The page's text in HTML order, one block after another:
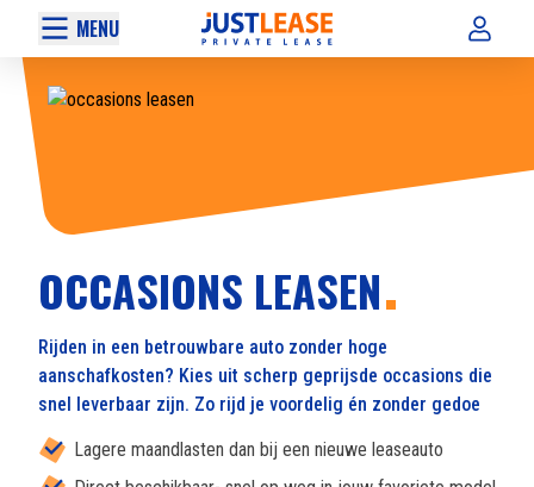
MENU
OCCASIONS LEASEN
Rijden in een betrouwbare auto zonder hoge
aanschafkosten? Kies uit scherp geprijsde occasions die
snel leverbaar zijn. Zo rijd je voordelig én zonder gedoe
Lagere maandlasten dan bij een nieuwe leaseauto